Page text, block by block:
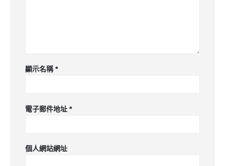
顯示名稱*
電子郵件地址 *
個人網站網址